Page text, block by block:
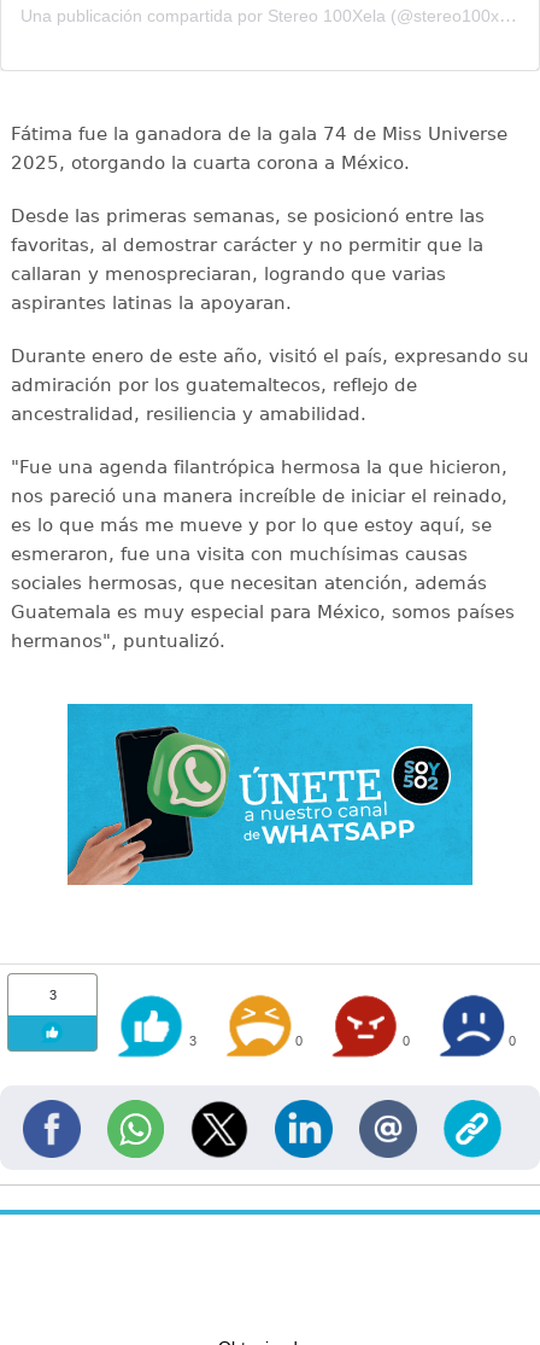
Una publicación compartida por Stereo 100Xela (@stereo100xela)
Fátima fue la ganadora de la gala 74 de Miss Universe
2025, otorgando la cuarta corona a México.
Desde las primeras semanas, se posicionó entre las
favoritas, al demostrar carácter y no permitir que la
callaran y menospreciaran, logrando que varias
aspirantes latinas la apoyaran.
Durante enero de este año, visitó el país, expresando su
admiración por los guatemaltecos, reflejo de
ancestralidad, resiliencia y amabilidad.
"Fue una agenda filantrópica hermosa la que hicieron,
nos pareció una manera increíble de iniciar el reinado,
es lo que más me mueve y por lo que estoy aquí, se
esmeraron, fue una visita con muchísimas causas
sociales hermosas, que necesitan atención, además
Guatemala es muy especial para México, somos países
hermanos", puntualizó.
3
3 0 0 0